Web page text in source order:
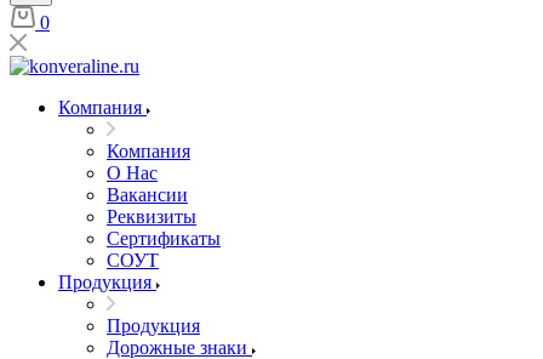
0
Компания
Компания
О Нас
Вакансии
Реквизиты
Сертификаты
СОУТ
Продукция
Продукция
Дорожные знаки